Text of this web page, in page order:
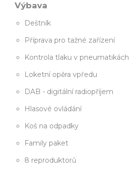
Výbava
Deštník
Příprava pro tažné zařízení
Kontrola tlaku v pneumatikách
Loketní opěra vpředu
DAB - digitální radiopříjem
Hlasové ovládání
Koš na odpadky
Family paket
8 reproduktorů